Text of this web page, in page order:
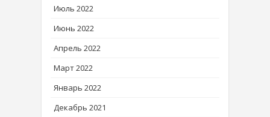
Июль 2022
Июнь 2022
Апрель 2022
Март 2022
Январь 2022
Декабрь 2021